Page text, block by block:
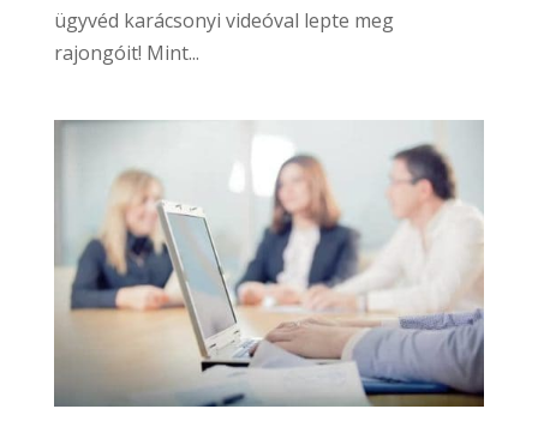
ügyvéd karácsonyi videóval lepte meg
rajongóit! Mint...